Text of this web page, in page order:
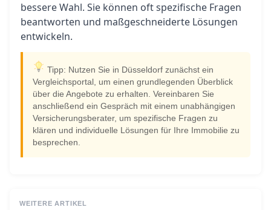
bessere Wahl. Sie können oft spezifische Fragen
beantworten und maßgeschneiderte Lösungen
entwickeln.
Tipp: Nutzen Sie in Düsseldorf zunächst ein
Vergleichsportal, um einen grundlegenden Überblick
über die Angebote zu erhalten. Vereinbaren Sie
anschließend ein Gespräch mit einem unabhängigen
Versicherungsberater, um spezifische Fragen zu
klären und individuelle Lösungen für Ihre Immobilie zu
besprechen.
WEITERE ARTIKEL